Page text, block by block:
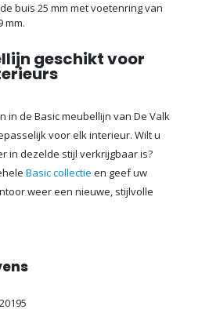
buis 25 mm met voetenring van
mm.
geschikt voor
in de Basic meubellijn van De Valk
voor elk interieur. Wilt u
in dezelde stijl verkrijgbaar is?
Basic collectie en geef uw
weer een nieuwe, stijlvolle